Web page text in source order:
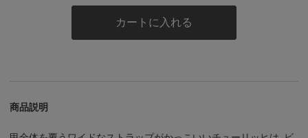
カートに入れる
商品説明